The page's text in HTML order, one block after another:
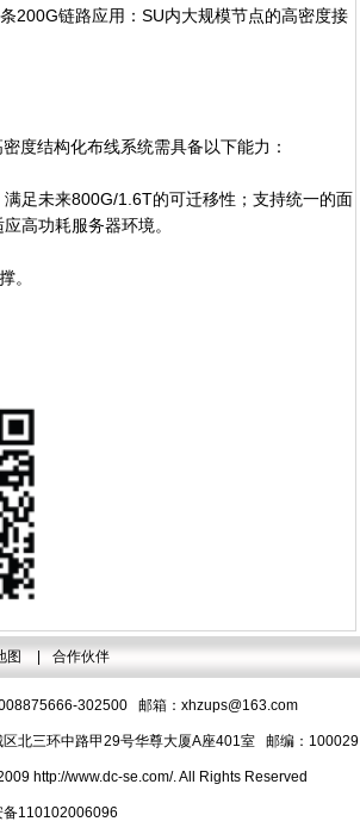
链路应用：SU内大规模节点的高密度接
结构化布线系统需具备以下能力：
足未来800G/1.6T的可迁移性；支持统一的面
高功耗服务器环境。
。
图 合作伙伴
302500 邮箱： xhzups@163.com
北三环中路甲29号华尊大厦A座401室 邮编：100029
http://www.dc-se.com/. All Rights Reserved
备110102006096